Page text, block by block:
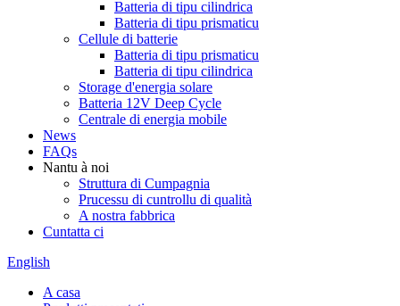
Batteria di tipu cilindrica
Batteria di tipu prismaticu
Cellule di batterie
Batteria di tipu prismaticu
Batteria di tipu cilindrica
Storage d'energia solare
Batteria 12V Deep Cycle
Centrale di energia mobile
News
FAQs
Nantu à noi
Struttura di Cumpagnia
Prucessu di cuntrollu di qualità
A nostra fabbrica
Cuntatta ci
English
A casa